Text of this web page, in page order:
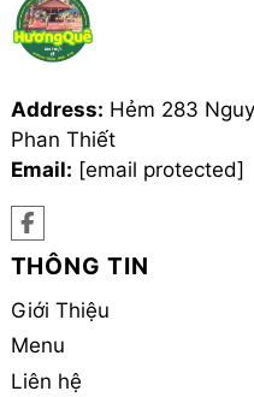
Address: Hẻm 283
Phan Thiết
Email: [email protected]
THÔNG TIN
Giới Thiệu
Menu
Liên hệ